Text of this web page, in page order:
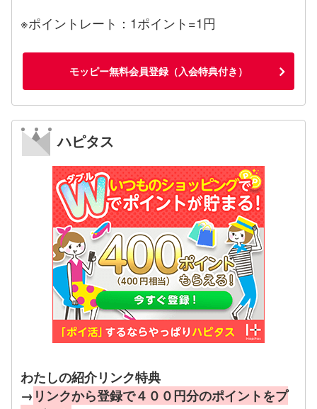
※ポイントレート：1ポイント=1円
モッピー無料会員登録（入会特典付き）
ハピタス
わたしの紹介リンク特典
→ リンクから登録で４００円分のポイントをプ